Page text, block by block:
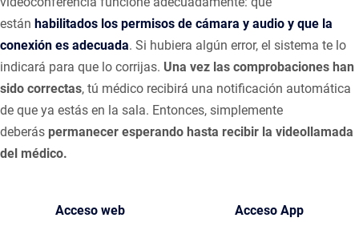
están habilitados los permisos de cámara y audio y que la
conexión es adecuada. Si hubiera algún error, el sistema te lo
indicará para que lo corrijas. Una vez las comprobaciones han
sido correctas, tú médico recibirá una notificación automática
de que ya estás en la sala. Entonces, simplemente
deberás permanecer esperando hasta recibir la videollamada
del médico.
Acceso web Acceso App